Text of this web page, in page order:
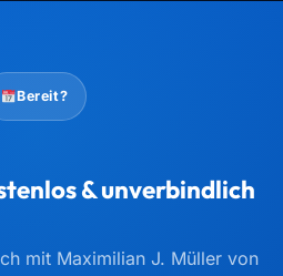
Bereit?
& unverbindlich
mit Maximilian J. Müller von